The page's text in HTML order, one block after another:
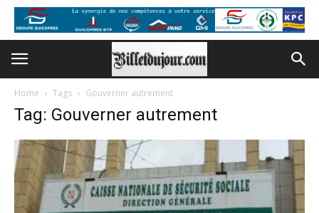
Home Tags Gouverner autrement
Tag: Gouverner autrement